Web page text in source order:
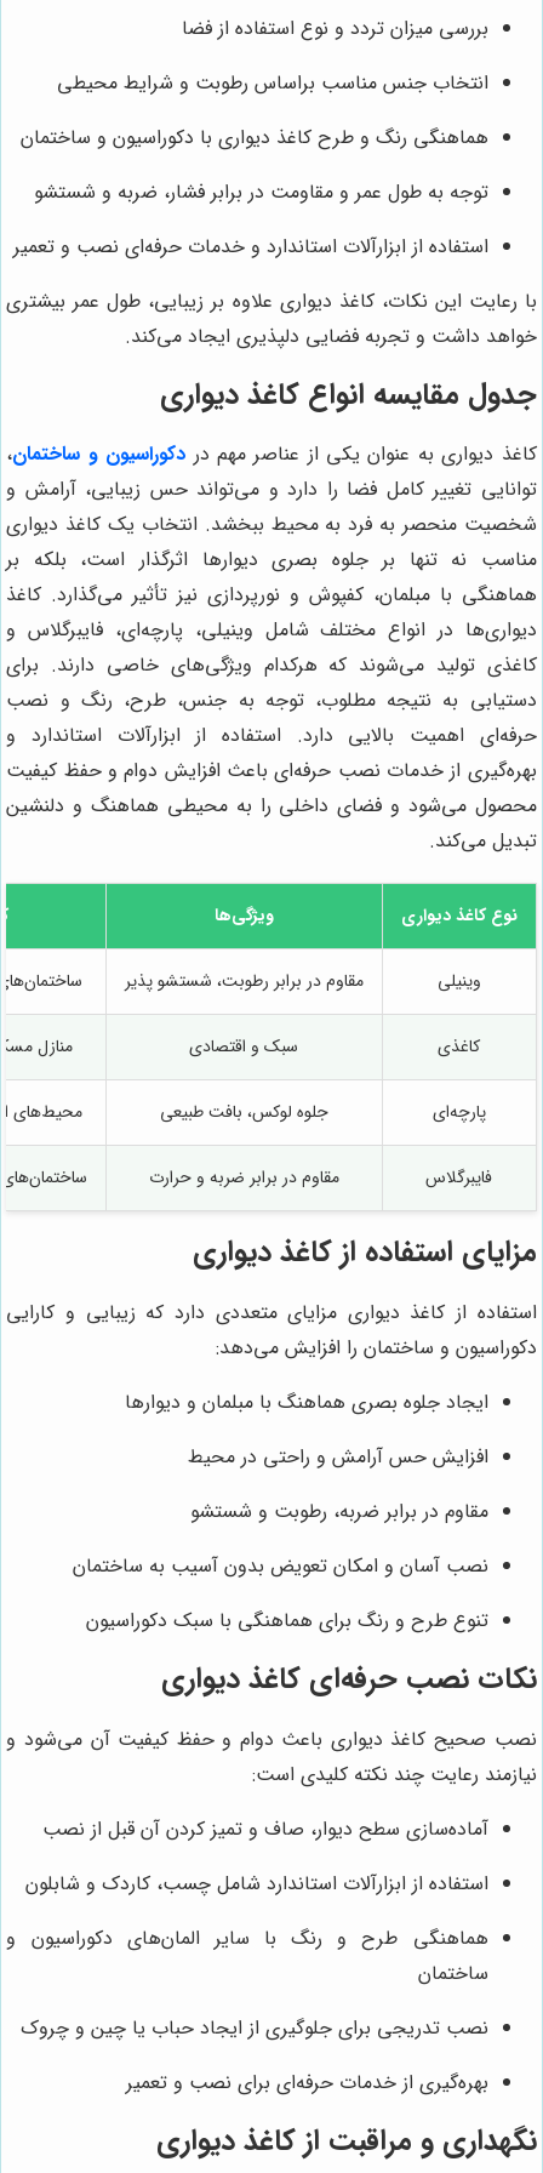
بررسی میزان تردد و نوع استفاده از فضا
انتخاب جنس مناسب براساس رطوبت و شرایط محیطی
هماهنگی رنگ و طرح کاغذ دیواری با دکوراسیون و ساختمان
توجه به طول عمر و مقاومت در برابر فشار، ضربه و شستشو
استفاده از ابزارآلات استاندارد و خدمات حرفه‌ای نصب و تعمیر
با رعایت این نکات، کاغذ دیواری علاوه بر زیبایی، طول عمر بیشتری
خواهد داشت و تجربه فضایی دلپذیری ایجاد می‌کند.
جدول مقایسه انواع کاغذ دیواری
کاغذ دیواری به عنوان یکی از عناصر مهم در دکوراسیون و ساختمان،
توانایی تغییر کامل فضا را دارد و می‌تواند حس زیبایی، آرامش و
شخصیت منحصر به فرد به محیط ببخشد. انتخاب یک کاغذ دیواری
مناسب نه تنها بر جلوه بصری دیوارها اثرگذار است، بلکه بر
هماهنگی با مبلمان، کفپوش و نورپردازی نیز تأثیر می‌گذارد. کاغذ
دیواری‌ها در انواع مختلف شامل وینیلی، پارچه‌ای، فایبرگلاس و
کاغذی تولید می‌شوند که هرکدام ویژگی‌های خاصی دارند. برای
دستیابی به نتیجه مطلوب، توجه به جنس، طرح، رنگ و نصب
حرفه‌ای اهمیت بالایی دارد. استفاده از ابزارآلات استاندارد و
بهره‌گیری از خدمات نصب حرفه‌ای باعث افزایش دوام و حفظ کیفیت
محصول می‌شود و فضای داخلی را به محیطی هماهنگ و دلنشین
تبدیل می‌کند.
نوع کاغذ دیواری ویژگی‌ها
وینیلی مقاوم در برابر رطوبت، شستشو پذیر
کاغذی سبک و اقتصادی منازل
پارچه‌ای جلوه لوکس، بافت طبیعی محیط‌های
فایبرگلاس مقاوم در برابر ضربه و حرارت
مزایای استفاده از کاغذ دیواری
استفاده از کاغذ دیواری مزایای متعددی دارد که زیبایی و کارایی
دکوراسیون و ساختمان را افزایش می‌دهد:
ایجاد جلوه بصری هماهنگ با مبلمان و دیوارها
افزایش حس آرامش و راحتی در محیط
مقاوم در برابر ضربه، رطوبت و شستشو
نصب آسان و امکان تعویض بدون آسیب به ساختمان
تنوع طرح و رنگ برای هماهنگی با سبک دکوراسیون
نکات نصب حرفه‌ای کاغذ دیواری
نصب صحیح کاغذ دیواری باعث دوام و حفظ کیفیت آن می‌شود و
نیازمند رعایت چند نکته کلیدی است:
آماده‌سازی سطح دیوار، صاف و تمیز کردن آن قبل از نصب
استفاده از ابزارآلات استاندارد شامل چسب، کاردک و شابلون
هماهنگی طرح و رنگ با سایر المان‌های دکوراسیون و
ساختمان
نصب تدریجی برای جلوگیری از ایجاد حباب یا چین و چروک
بهره‌گیری از خدمات حرفه‌ای برای نصب و تعمیر
نگهداری و مراقبت از کاغذ دیواری